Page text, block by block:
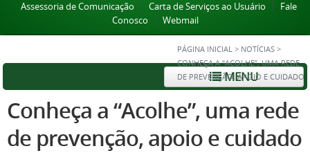
Assessoria de Comunicação Carta de Serviços ao Usuário
Fale
Conosco
Webmail
PÁGINA INICIAL > NOTÍCIAS >
CONHEÇA A “ACOLHE”, UMA REDE
DE PREVENÇÃO, APOIO E CUIDADO
MENU
Conheça a “Acolhe”, uma rede
de prevenção, apoio e cuidado